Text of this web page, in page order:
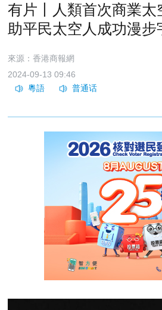
有片丨人類首次商業
助平民太空人成功漫步
來源：香港商報網
2024-09-13 09:46